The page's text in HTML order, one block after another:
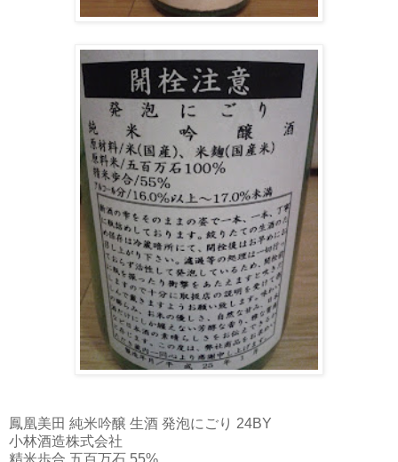
鳳凰美田 純米吟醸 生酒 発泡にごり 24BY
小林酒造株式会社
精米歩合 五百万石 55%